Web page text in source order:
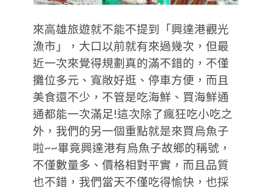
來高雄旅遊就不能不提到「興達港觀光
漁市」，大口以前就有來過幾次，但最
近一次來覺得規劃真的滿不錯的，不僅
攤位多元、寬敞好逛、停車方便，而且
美食還不少，不管是吃海鮮、買海鮮通
通都能一次滿足!這次除了瘋狂吃小吃之
外，我們的另一個重點就是來買烏魚子
啦~~畢竟興達港有烏魚子故鄉的稱號，
不僅數量多、價格相對平實，而且品質
也不錯，我們當天不僅吃得愉快，也採